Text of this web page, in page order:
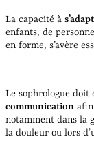
La capacité à
enfants, de
en forme, s’avère
Le sophrologue doit
communication
notamment dans la
la douleur ou lors